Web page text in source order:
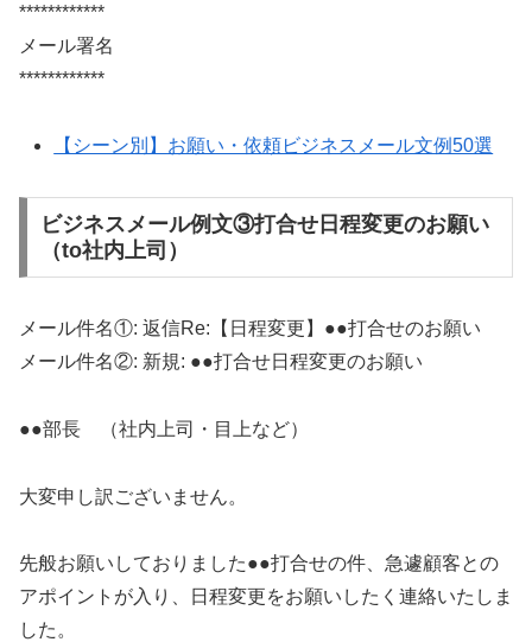
************
メール署名
************
【シーン別】お願い・依頼ビジネスメール文例50選
ビジネスメール例文③打合せ日程変更のお願い
（to社内上司）
メール件名①: 返信Re:【日程変更】●●打合せのお願い
メール件名②: 新規: ●●打合せ日程変更のお願い
●●部長 （社内上司・目上など）
大変申し訳ございません。
先般お願いしておりました●●打合せの件、急遽顧客との
アポイントが入り、日程変更をお願いしたく連絡いたしま
した。